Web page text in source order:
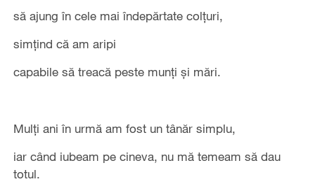
să ajung în cele mai îndepărtate colțuri,
simțind că am aripi
capabile să treacă peste munți și mări.
Mulți ani în urmă am fost un tânăr simplu,
iar când iubeam pe cineva, nu mă temeam să dau
totul.